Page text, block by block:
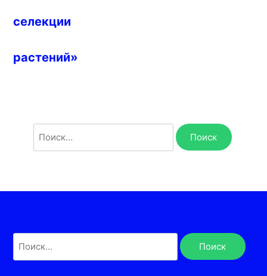
селекции
растений»
Найти: